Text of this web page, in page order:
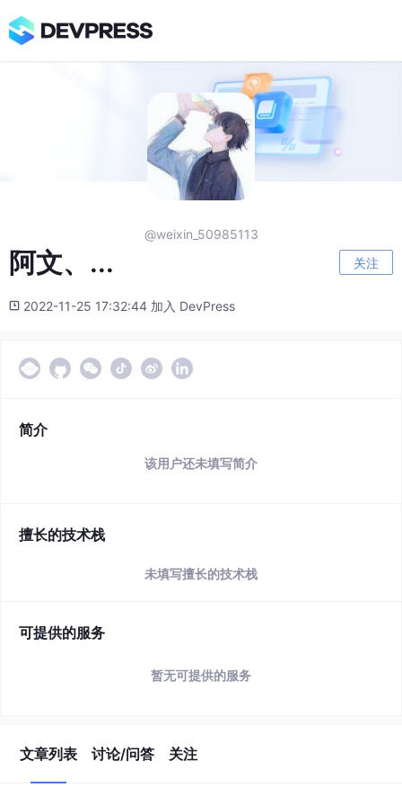
@weixin_50985113
阿文、... 关注
2022-11-25 17:32:44 加入 DevPress
简介
该用户还未填写简介
擅长的技术栈
未填写擅长的技术栈
可提供的服务
暂无可提供的服务
文章列表 讨论/问答 关注